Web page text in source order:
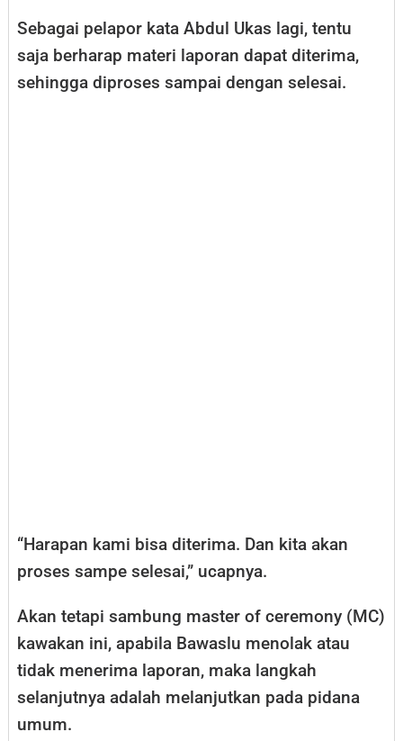
Sebagai pelapor kata Abdul Ukas lagi, tentu
saja berharap materi laporan dapat diterima,
sehingga diproses sampai dengan selesai.
“Harapan kami bisa diterima. Dan kita akan
proses sampe selesai,” ucapnya.
Akan tetapi sambung master of ceremony (MC)
kawakan ini, apabila Bawaslu menolak atau
tidak menerima laporan, maka langkah
selanjutnya adalah melanjutkan pada pidana
umum.